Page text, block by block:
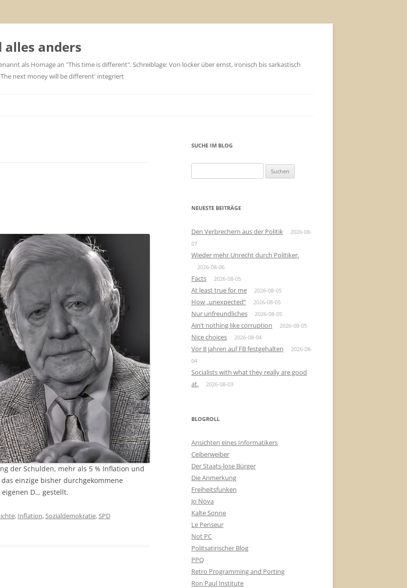
alles anders
als Homage an "This time is different". Schreiblage: Von locker über ernst, ironisch bis sarkastisch
next money will be different' integriert
der Schulden, mehr als 5 % Inflation und
einzige bisher durchgekommene
D… gestellt.
, Inflation,Sozialdemokratie,SPD
SUCHE IM BLOG
nach:
NEUESTE BEITRÄGE
Den Verbrechern aus der Politik
2026-08-
07
Wieder mehr Unrecht durch Politiker.
2026-08-06
Facts 2026-08-05
At least true for me 2026-08-05
How „unexpected“ 2026-08-05
Nur unfreundliches 2026-08-05
Ain’t nothing like corruption 2026-08-05
Nice choices 2026-08-04
Vor 8 jahren auf FB festgehalten
2026-08-
04
Socialists with what they really are good
at.
2026-08-03
BLOGROLL
Ansichten eines Informatikers
Ceiberweiber
Der Staats-lose Bürger
Die Anmerkung
Freiheitsfunken
Jo Nova
Kalte Sonne
Le Penseur
Not PC
Politsatirischer Blog
PPQ
Retro Programming and Porting
Ron Paul Institute